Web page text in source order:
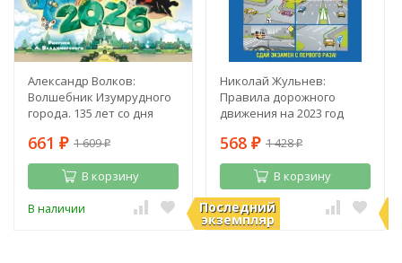
Александр Волков:
Волшебник Изумрудного
города. 135 лет со дня
661 ₽ 1 609₽
В корзину
В наличии Последний
экземпляр
Николай Жульнев:
Правила дорожного
движения на 2023 год
568 ₽ 1 428₽
В корзину
В наличии